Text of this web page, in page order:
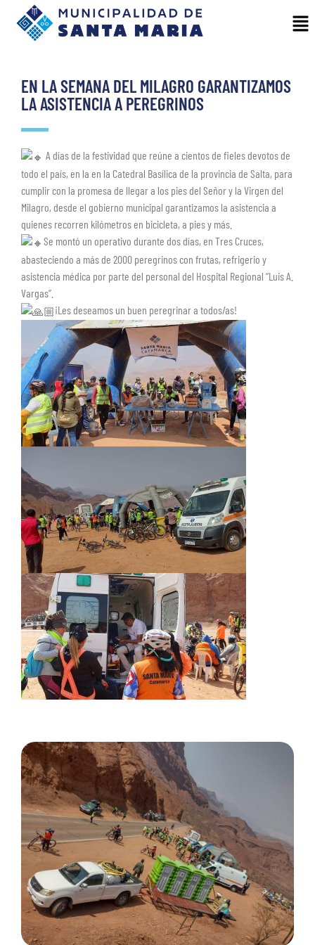
EN LA SEMANA DEL MILAGRO GARANTIZAMOS
LA ASISTENCIA A PEREGRINOS
A días de la festividad que reúne a cientos de fieles devotos de
todo el país, en la en la Catedral Basílica de la provincia de Salta, para
cumplir con la promesa de llegar a los pies del Señor y la Virgen del
Milagro, desde el gobierno municipal garantizamos la asistencia a
quienes recorren kilómetros en bicicleta, a pies y más.
Se montó un operativo durante dos días, en Tres Cruces,
abasteciendo a más de 2000 peregrinos con frutas, refrigerio y
asistencia médica por parte del personal del Hospital Regional “Luis A.
Vargas”.
¡Les deseamos un buen peregrinar a todos/as!